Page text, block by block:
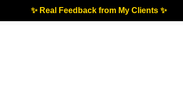
✨ Real Feedback from My Clients ✨